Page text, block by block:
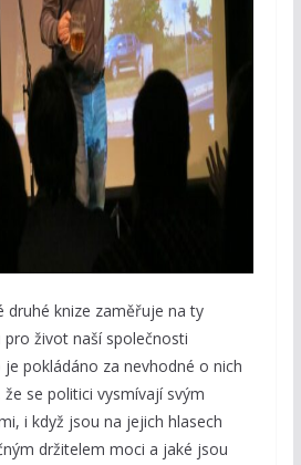
druhé knize zaměřuje na ty
život naší společnosti
pokládáno za nevhodné o nich
se politici vysmívají svým
i když jsou na jejich hlasech
držitelem moci a jaké jsou